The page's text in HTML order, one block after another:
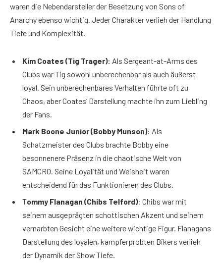
waren die Nebendarsteller der Besetzung von Sons of
Anarchy ebenso wichtig. Jeder Charakter verlieh der Handlung
Tiefe und Komplexität.
Kim Coates (Tig Trager): Als Sergeant-at-Arms des
Clubs war Tig sowohl unberechenbar als auch äußerst
loyal. Sein unberechenbares Verhalten führte oft zu
Chaos, aber Coates‘ Darstellung machte ihn zum Liebling
der Fans.
Mark Boone Junior (Bobby Munson): Als
Schatzmeister des Clubs brachte Bobby eine
besonnenere Präsenz in die chaotische Welt von
SAMCRO. Seine Loyalität und Weisheit waren
entscheidend für das Funktionieren des Clubs.
Tommy Flanagan (Chibs Telford): Chibs war mit
seinem ausgeprägten schottischen Akzent und seinem
vernarbten Gesicht eine weitere wichtige Figur. Flanagans
Darstellung des loyalen, kampferprobten Bikers verlieh
der Dynamik der Show Tiefe.